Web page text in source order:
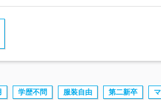
学歴不問 服装自由 第二新卒